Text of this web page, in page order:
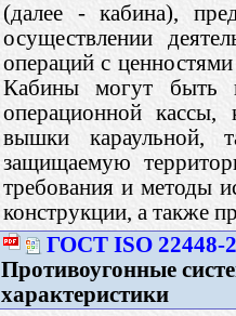
(далее - кабина),
осуществлении
операций с
Кабины могут быть
операционной кассы,
вышки караульной,
защищаемую
требования и методы
конструкции, а также
ГОСТ ISO 22448-
Противоугонные
характеристики